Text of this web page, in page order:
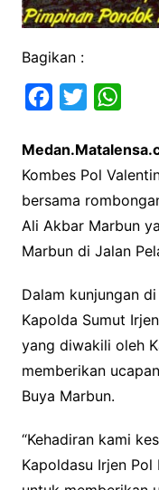
Bagikan :
c
e
b
o
o
k
i
t
t
e
r
a
t
s
A
p
p
Kombes Pol
bersama
Ali Akbar Marbun
Marbun di Jalan
Dalam kunjungan
Kapolda Sumut
yang diwakili oleh
memberikan
Buya Marbun.
“Kehadiran kami
Kapoldasu Irjen Pol